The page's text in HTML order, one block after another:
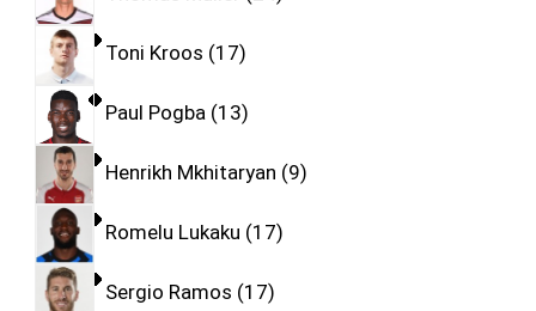
Toni Kroos 17
Paul Pogba 13
Henrikh Mkhitaryan 9
Romelu Lukaku 17
Sergio Ramos 17